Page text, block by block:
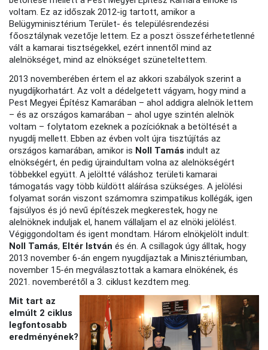
voltam. Ez az időszak 2012-ig tartott, amikor a
Belügyminisztérium Terület- és településrendezési
főosztálynak vezetője lettem. Ez a poszt összeférhetetlenné
vált a kamarai tisztségekkel, ezért innentől mind az
alelnökséget, mind az elnökséget szüneteltettem.
2013 novemberében értem el az akkori szabályok szerint a
nyugdíjkorhatárt. Az volt a dédelgetett vágyam, hogy mind a
Pest Megyei Építész Kamarában – ahol addigra alelnök lettem
– és az országos kamarában – ahol ugye szintén alelnök
voltam – folytatom ezeknek a pozícióknak a betöltését a
nyugdíj mellett. Ebben az évben volt újra tisztújítás az
országos kamarában, amikor is Noll Tamás indult az
elnökségért, én pedig újraindultam volna az alelnökségért
többekkel együtt. A jelöltté váláshoz területi kamarai
támogatás vagy több küldött aláírása szükséges. A jelölési
folyamat során viszont számomra szimpatikus kollégák, igen
fajsúlyos és jó nevű építészek megkerestek, hogy ne
alelnöknek induljak el, hanem vállaljam el az elnöki jelölést.
Végiggondoltam és igent mondtam. Három elnökjelölt indult:
Noll Tamás, Eltér István és én. A csillagok úgy álltak, hogy
2013 november 6-án engem nyugdíjaztak a Minisztériumban,
november 15-én megválasztottak a kamara elnökének, és
2021. novemberétől a 3. ciklust kezdtem meg.
Mit tart az
elmúlt 2 ciklus
legfontosabb
eredményének?